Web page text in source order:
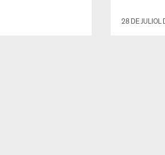
28 DE JULIOL